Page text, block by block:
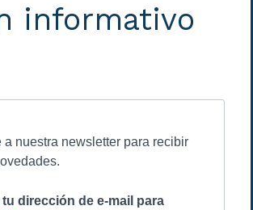
informativo
a nuestra newsletter para recibir
tu dirección de e-mail para